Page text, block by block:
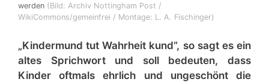
werden (Bild: Archiv Nottingham Post /
WikiCommons/gemeinfrei / Montage: L. A. Fischinger)
„Kindermund tut Wahrheit kund“, so sagt es ein
altes Sprichwort und soll bedeuten, dass
Kinder oftmals ehrlich und ungeschönt die